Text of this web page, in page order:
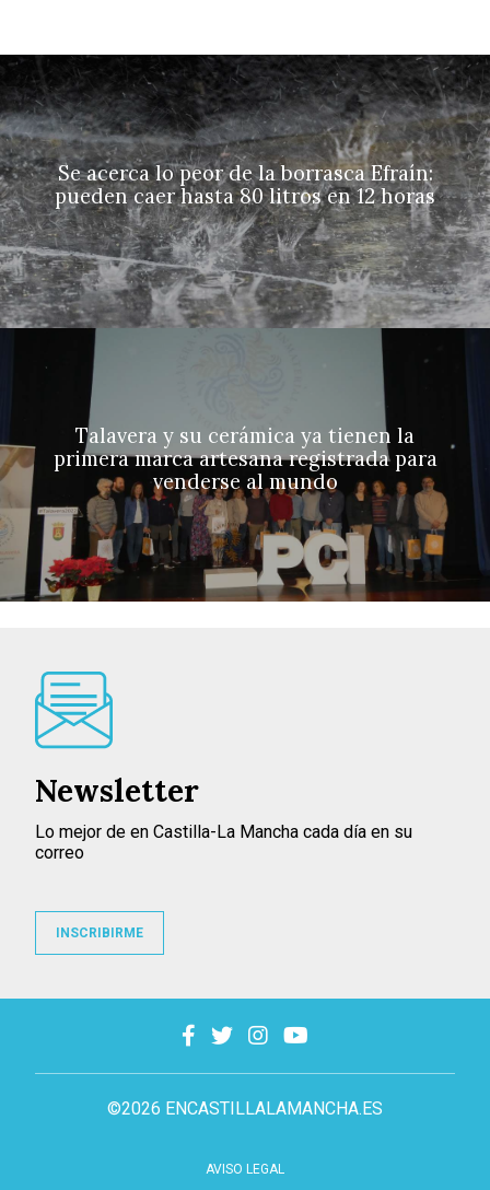
Se acerca lo peor de la borrasca Efraín:
pueden caer hasta 80 litros en 12 horas
Talavera y su cerámica ya tienen la
primera marca artesana registrada para
venderse al mundo
©2026 ENCASTILLALAMANCHA.ES
AVISO LEGAL
Newsletter
Lo mejor de en Castilla-La Mancha cada día en su
correo
INSCRIBIRME